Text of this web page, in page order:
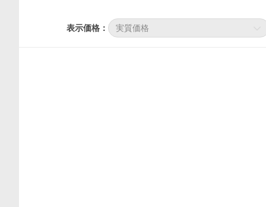
表示価格： 実質価格